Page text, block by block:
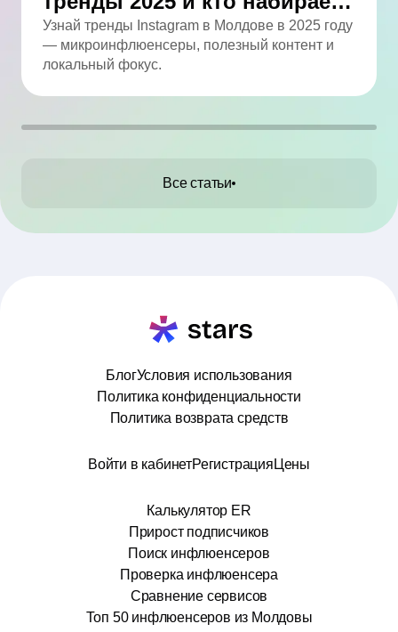
обороты
Узнай тренды Instagram в Молдове в 2025 году
— микроинфлюенсеры, полезный контент и
локальный фокус.
Все статьи
БлогУсловия использования
Политика конфиденциальности
Политика возврата средств
Войти в кабинетРегистрация Цены
Калькулятор ER
Прирост подписчиков
Поиск инфлюенсеров
Проверка инфлюенсера
Сравнение сервисов
Топ 50 инфлюенсеров из Молдовы